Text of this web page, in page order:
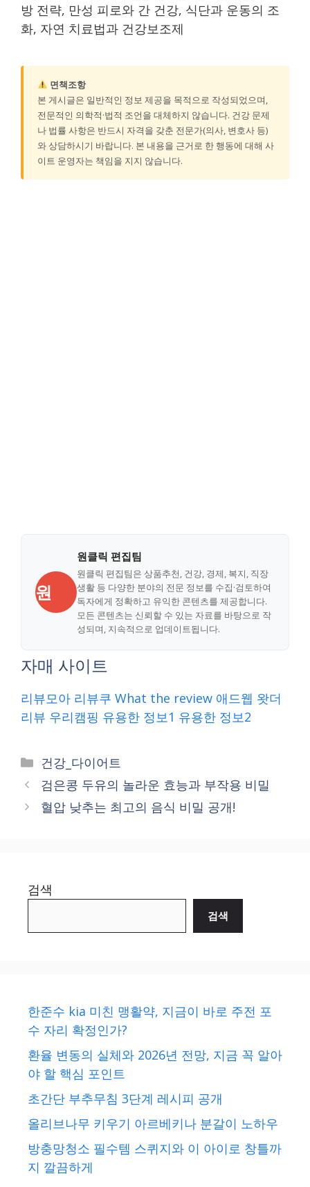
방 전략, 만성 피로와 간 건강, 식단과 운동의 조
화, 자연 치료법과 건강보조제
면책조항
본 게시글은 일반적인 정보 제공을 목적으로 작성되었으며,
전문적인 의학적·법적 조언을 대체하지 않습니다. 건강 문제
나 법률 사항은 반드시 자격을 갖춘 전문가(의사, 변호사 등)
와 상담하시기 바랍니다. 본 내용을 근거로 한 행동에 대해 사
이트 운영자는 책임을 지지 않습니다.
원
원클릭 편집팀
원클릭 편집팀은 상품추천, 건강, 경제, 복지, 직장
생활 등 다양한 분야의 전문 정보를 수집·검토하여
독자에게 정확하고 유익한 콘텐츠를 제공합니다.
모든 콘텐츠는 신뢰할 수 있는 자료를 바탕으로 작
성되며, 지속적으로 업데이트됩니다.
자매 사이트
리뷰모아 리뷰쿠 What the review 애드웹 왓더
리뷰 우리캠핑 유용한 정보1 유용한 정보2
Categories
건강_다이어트
검은콩 두유의 놀라운 효능과 부작용 비밀
혈압 낮추는 최고의 음식 비밀 공개!
검색
검색
한준수 kia 미친 맹활약, 지금이 바로 주전 포
수 자리 확정인가?
환율 변동의 실체와 2026년 전망, 지금 꼭 알아
야 할 핵심 포인트
초간단 부추무침 3단계 레시피 공개
올리브나무 키우기 아르베키나 분갈이 노하우
방충망청소 필수템 스퀴지와 이 아이로 창틀까
지 깔끔하게